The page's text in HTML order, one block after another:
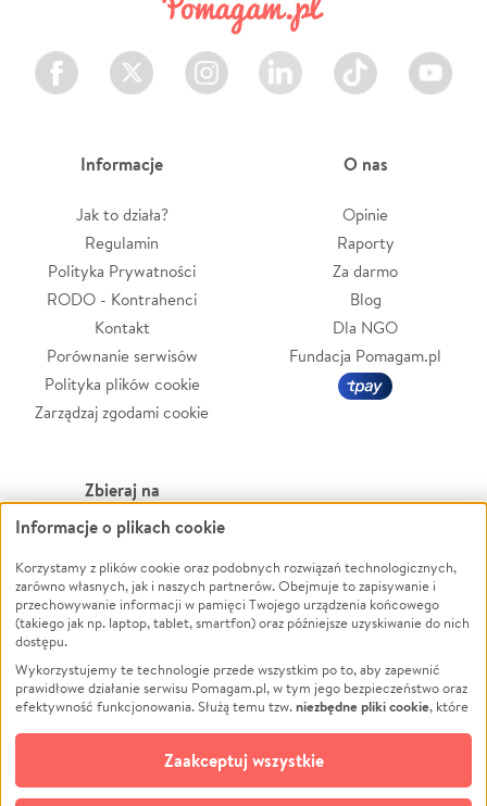
Facebook Twitter Instagram LinkedIn TikTok Youtube
Informacje
Jak to działa?
Regulamin
Polityka Prywatności
RODO - Kontrahenci
Kontakt
Porównanie serwisów
Polityka plików cookie
Zarządzaj zgodami cookie
O nas
Opinie
Raporty
Za darmo
Blog
Dla NGO
Fundacja Pomagam.pl
Zbieraj na
Leczenie
Zwierzęta
Pożar
Ukraina
Pomoc Finansowa
Projekty
Pogrzeb
Społeczność lokalna
Kultura
Powódź
Wichura
NGO
Edukacja
Podróż
Impreza
Ochrona środowiska
Biznes
Informacje o plikach cookie
Korzystamy z plików cookie oraz podobnych rozwiązań technologicznych,
zarówno własnych, jak i naszych partnerów. Obejmuje to zapisywanie i
przechowywanie informacji w pamięci Twojego urządzenia końcowego
(takiego jak np. laptop, tablet, smartfon) oraz późniejsze uzyskiwanie do nich
dostępu.
Wykorzystujemy te technologie przede wszystkim po to, aby zapewnić
prawidłowe działanie serwisu Pomagam.pl, w tym jego bezpieczeństwo oraz
efektywność funkcjonowania. Służą temu tzw.niezbędne pliki cookie, które
opcjonalnych plików cookie
technologii do celów analitycznych i retargetingowych. Możesz wyrazić
zgodę na ich stosowanie lub jej odmówić. W dowolnym momencie masz
Zaakceptuj wszystkie